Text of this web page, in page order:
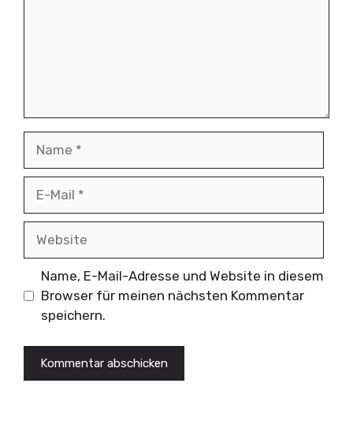
Name, E-Mail-Adresse und Website in diesem
Browser für meinen nächsten Kommentar
speichern.